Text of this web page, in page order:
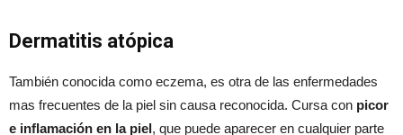
Dermatitis atópica
También conocida como eczema, es otra de las enfermedades
mas frecuentes de la piel sin causa reconocida. Cursa con picor
e inflamación en la piel, que puede aparecer en cualquier parte